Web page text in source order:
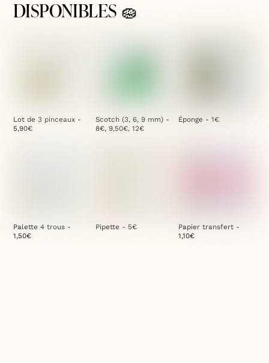
DISPONIBLES 🧽
Lot de 3 pinceaux -
5,90€
Scotch (3, 6, 9 mm) -
8€, 9,50€, 12€
Éponge - 1€
Palette 4 trous -
1,50€
Pipette - 5€
Papier transfert -
1,10€